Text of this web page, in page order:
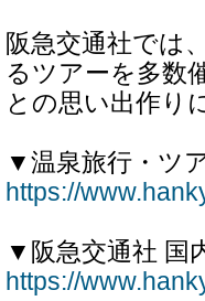
阪急交通社では
るツアーを多数
との思い出作り
▼温泉旅行・ツ
https://
▼阪急交通社 国
https://